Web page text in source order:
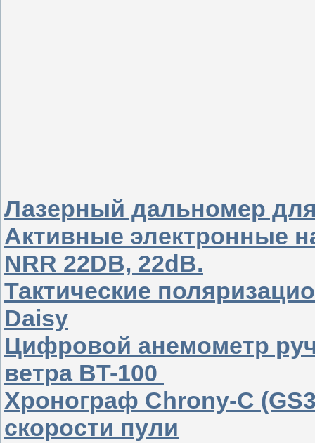
Лазерный дальномер
Активные электронные
NRR 22DB, 22dB.
Тактические
Daisy
Цифровой анемометр
ветра BT-100
Хронограф Chrony-C
скорости пули